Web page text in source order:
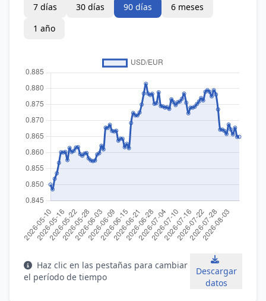
7 días 30 días 90 días
6 meses
1 año
Haz clic en las pestañas para cambiar
el período de tiempo
Descargar
datos